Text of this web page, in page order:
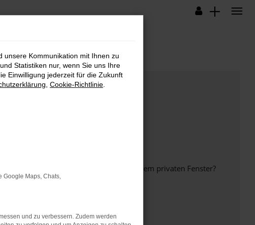
in einem anderen Browser oder in einem privaten Fenster?
nicht mehr unterstützt werden.
unsere Kommunikation mit Ihnen zu
Statistiken nur, wenn Sie uns Ihre
Einwilligung jederzeit für die Zukunft
Cookie-Richtlinie
Google Maps, Chats,
und zu verbessern. Zudem werden